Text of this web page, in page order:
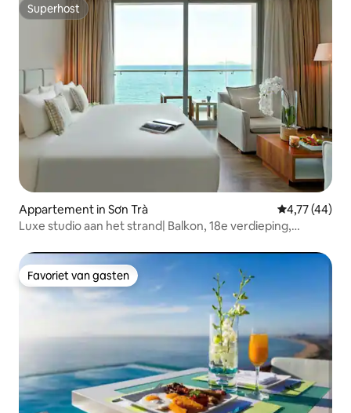
Superhost
Superhost
Appartement in Sơn Trà Gemiddelde
4,77 (44)
Luxe studio aan het strand| Balkon, 18e verdieping,
Favoriet van gasten
Favoriet van gasten